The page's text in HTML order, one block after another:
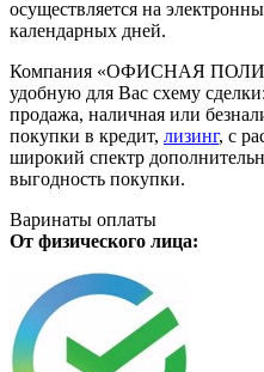
осуществляется на
календарных дней.
Компания «ОФИСНАЯ
удобную для Вас схему
продажа, наличная или
покупки в кредит, лизинг, с
широкий спектр
выгодность покупки.
Варинаты оплаты
От физического лица: